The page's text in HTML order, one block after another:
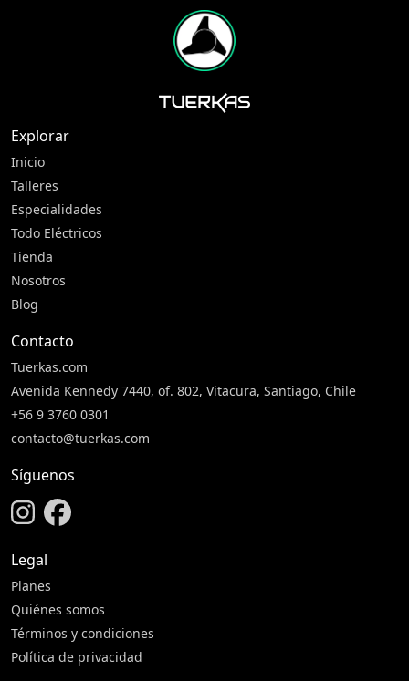
Explorar
Inicio
Talleres
Especialidades
Todo Eléctricos
Tienda
Nosotros
Blog
Contacto
Tuerkas.com
Avenida Kennedy 7440, of. 802, Vitacura, Santiago, Chile
+56 9 3760 0301
contacto@tuerkas.com
Síguenos
Legal
Planes
Quiénes somos
Términos y condiciones
Política de privacidad